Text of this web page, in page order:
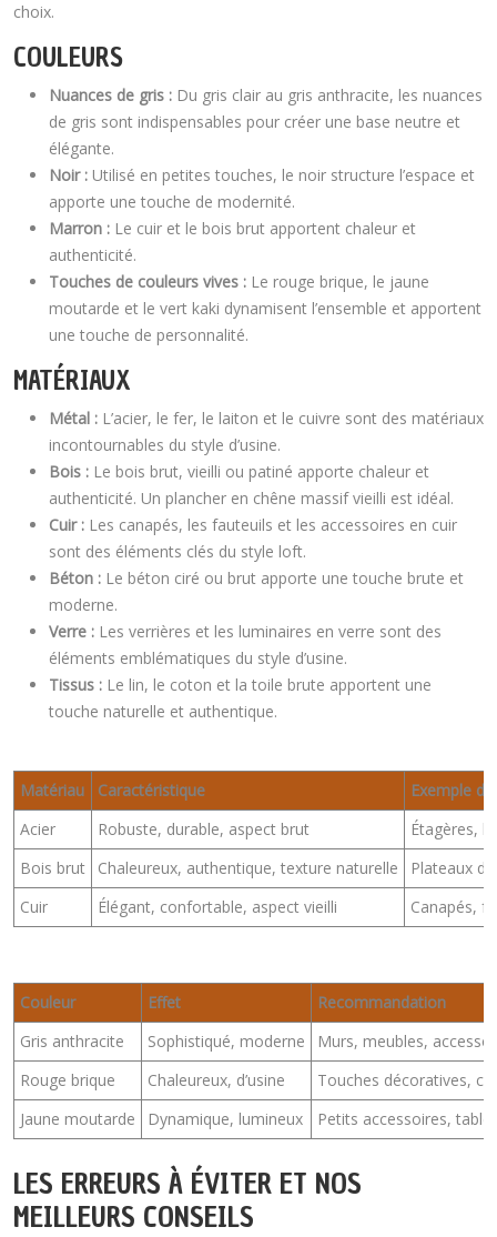
choix.
COULEURS
Nuances de gris : Du gris clair au gris anthracite, les nuances
de gris sont indispensables pour créer une base neutre et
élégante.
Noir : Utilisé en petites touches, le noir structure l’espace et
apporte une touche de modernité.
Marron : Le cuir et le bois brut apportent chaleur et
authenticité.
Touches de couleurs vives : Le rouge brique, le jaune
moutarde et le vert kaki dynamisent l’ensemble et apportent
une touche de personnalité.
MATÉRIAUX
Métal : L’acier, le fer, le laiton et le cuivre sont des matériaux
incontournables du style d’usine.
Bois : Le bois brut, vieilli ou patiné apporte chaleur et
authenticité. Un plancher en chêne massif vieilli est idéal.
Cuir : Les canapés, les fauteuils et les accessoires en cuir
sont des éléments clés du style loft.
Béton : Le béton ciré ou brut apporte une touche brute et
moderne.
Verre : Les verrières et les luminaires en verre sont des
éléments emblématiques du style d’usine.
Tissus : Le lin, le coton et la toile brute apportent une
touche naturelle et authentique.
Matériau Caractéristique
Exemple
Acier
Robuste, durable, aspect brut
Étagères,
Bois brut
Chaleureux, authentique, texture naturelle
Plateaux
Cuir
Élégant, confortable, aspect vieilli Canapés,
Couleur Effet
Recommandation
Gris anthracite
Sophistiqué, moderne
Murs, meubles,
Rouge brique
Chaleureux, d’usine
Touches décoratives,
Jaune moutarde
Dynamique, lumineux Petits accessoires,
LES ERREURS À ÉVITER ET NOS
MEILLEURS CONSEILS